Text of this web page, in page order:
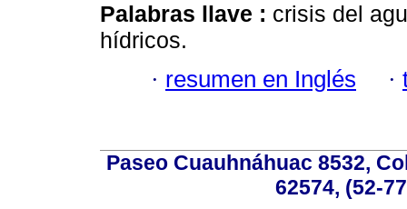
Palabras llave : crisis del
hídricos.
· resumen en Inglés ·
Paseo Cuauhnáhuac 8532,
62574, (52-